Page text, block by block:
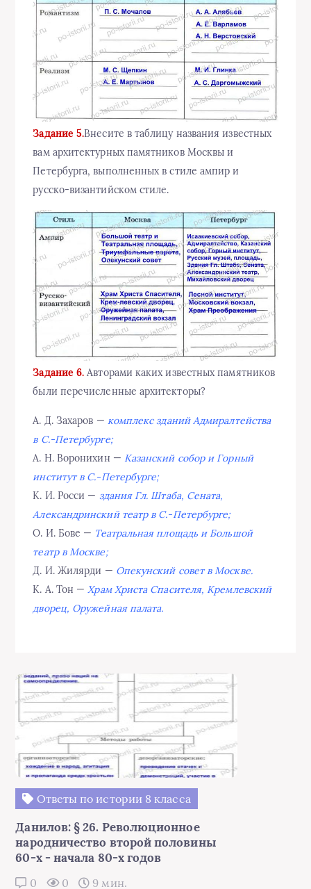
Задание 5.Внесите в таблицу названия известных
вам архитектурных памятников Москвы и
Петербурга, выполненных в стиле ампир и
русско-византийском стиле.
Задание 6. Авторами каких известных памятников
были перечисленные архитекторы?
А. Д. Захаров — комплекс зданий Адмиралтейства
в С.-Петербурге;
А. Н. Воронихин — Казанский собор и Горный
институт в С.-Петербурге;
К. И. Росси — здания Гл. Штаба, Сената,
Александринский театр в С.-Петербурге;
О. И. Бове — Театральная площадь и Большой
театр в Москве;
Д. И. Жилярди — Опекунский совет в Москве.
К. А. Тон — Храм Христа Спасителя, Кремлевский
дворец, Оружейная палата.
Ответы по истории 8 класса
Данилов: § 26. Революционное
народничество второй половины
60-х - начала 80-х годов
0 0 9 мин.